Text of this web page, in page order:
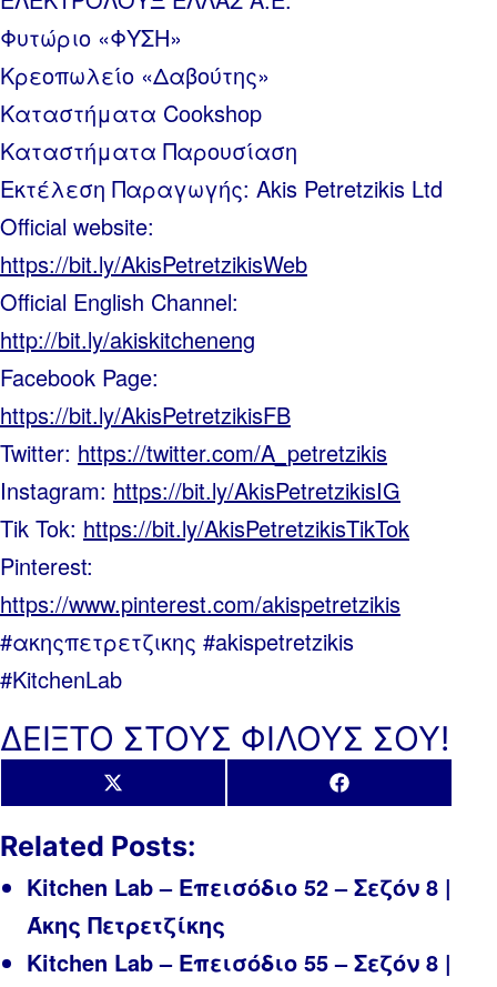
Φυτώριο «ΦΥΣΗ»
Κρεοπωλείο «Δαβούτης»
Καταστήματα Cookshop
Καταστήματα Παρουσίαση
Εκτέλεση Παραγωγής: Akis Petretzikis Ltd
Official website:
https://bit.ly/AkisPetretzikisWeb
Official English Channel:
http://bit.ly/akiskitcheneng
Facebook Page:
https://bit.ly/AkisPetretzikisFB
Twitter: https://twitter.com/A_petretzikis
Instagram: https://bit.ly/AkisPetretzikisIG
Tik Tok: https://bit.ly/AkisPetretzikisTikTok
Pinterest:
https://www.pinterest.com/akispetretzikis
#ακηςπετρετζικης #akispetretzikis
#KitchenLab
ΔΕΙΞΤΟ ΣΤΟΥΣ ΦΙΛΟΥΣ ΣΟΥ!
Share
on
X
(Twitter)
Share
on
Facebook
Related Posts:
Kitchen Lab – Επεισόδιο 52 – Σεζόν 8 |
Άκης Πετρετζίκης
Kitchen Lab – Επεισόδιο 55 – Σεζόν 8 |